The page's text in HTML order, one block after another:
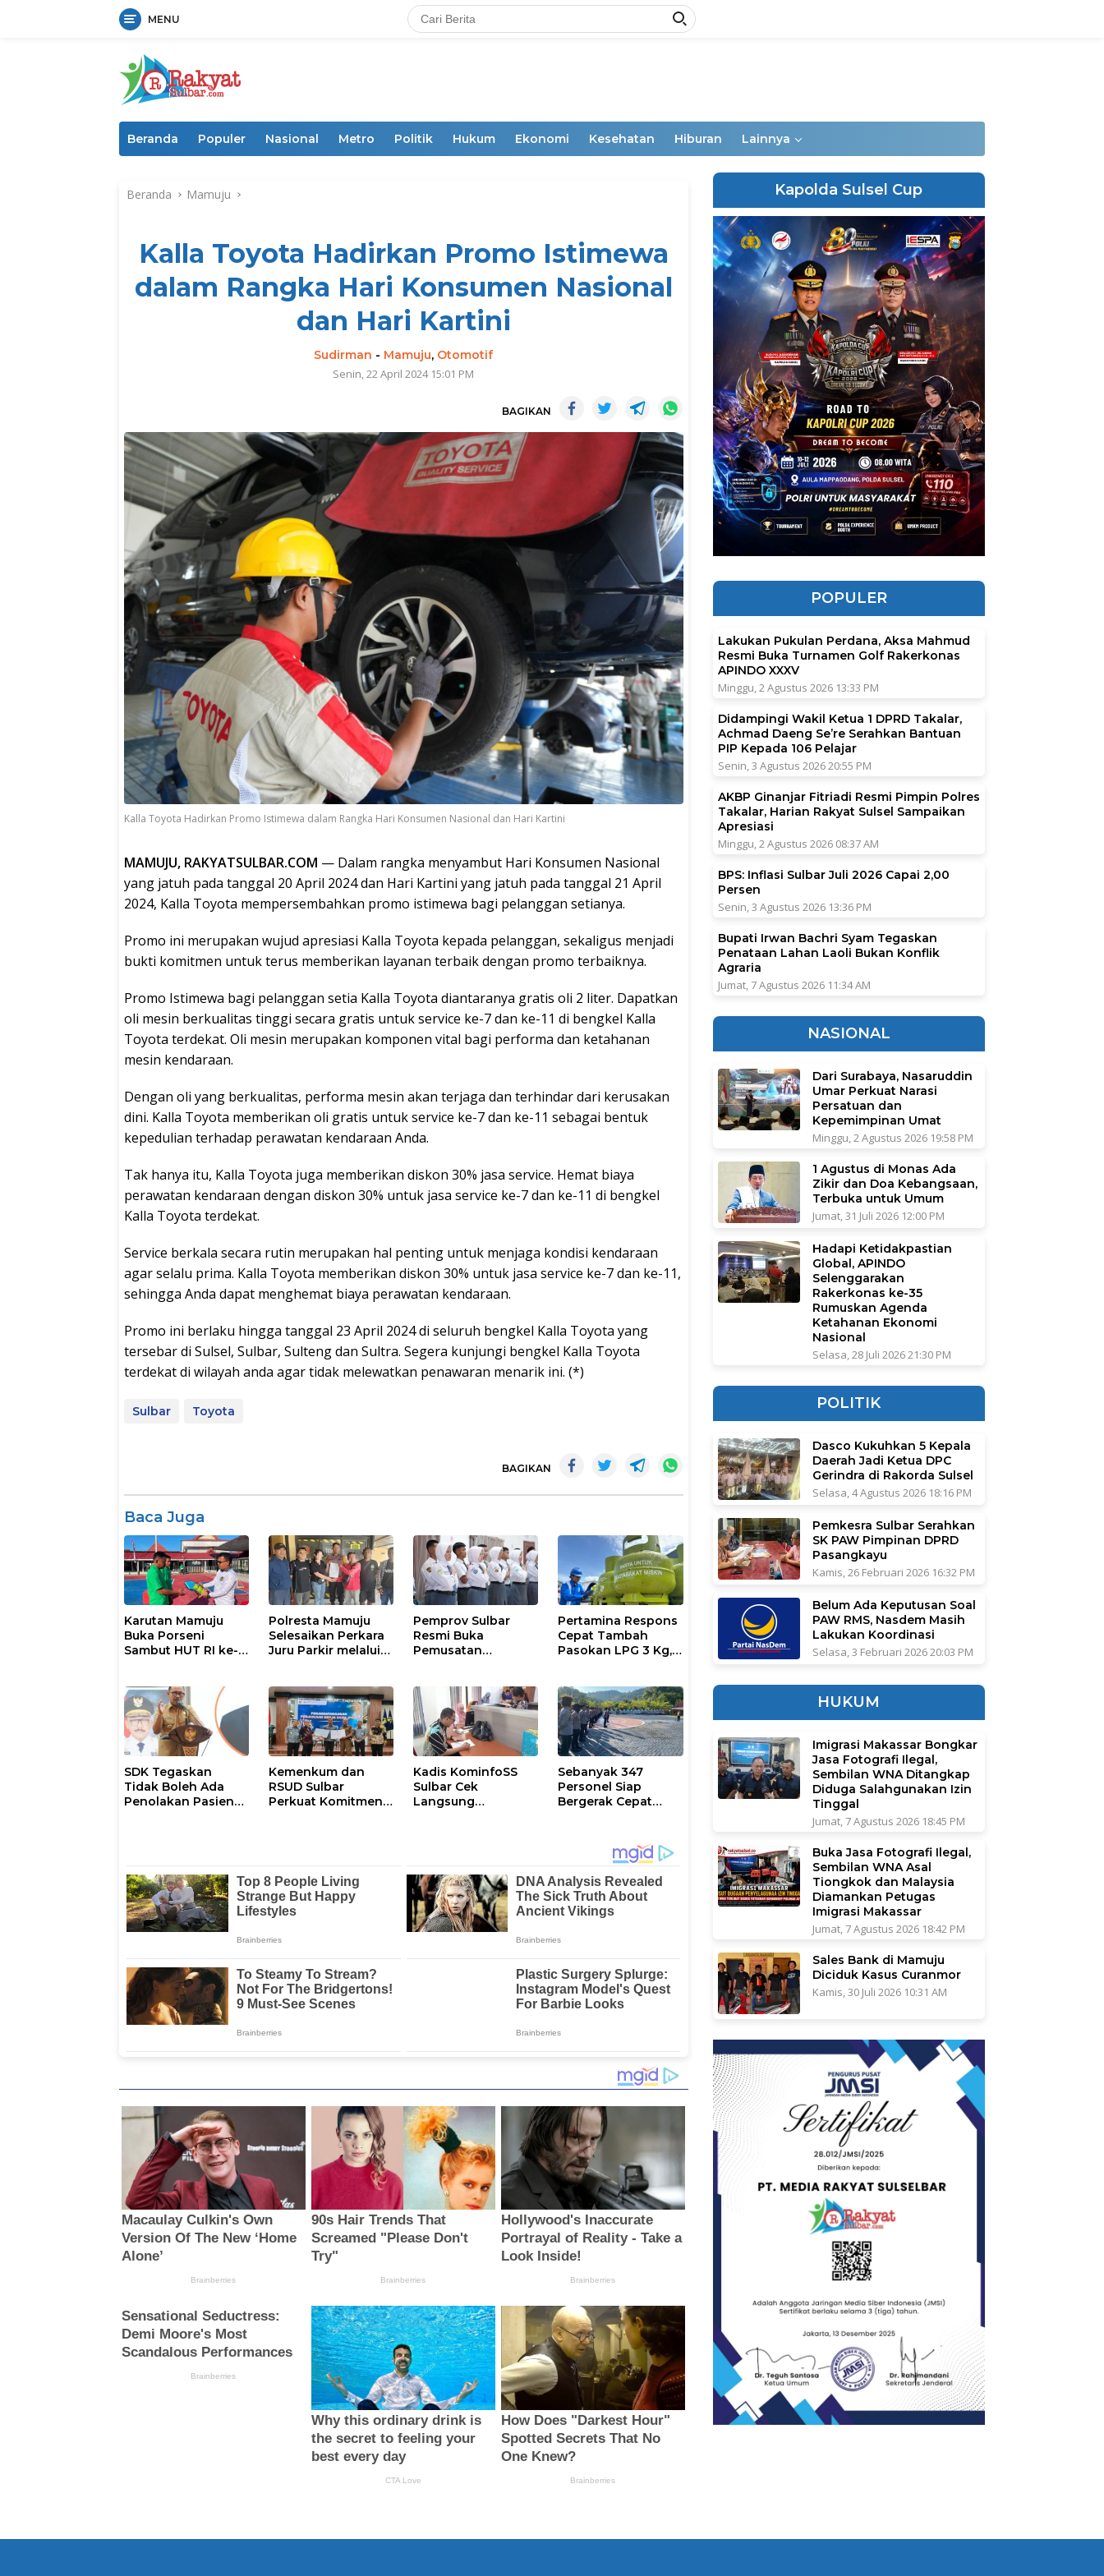
MENU
Beranda Populer Nasional Metro Politik Hukum Ekonomi Kesehatan Hiburan Lainnya
Beranda Mamuju
Kalla Toyota Hadirkan Promo Istimewa
dalam Rangka Hari Konsumen Nasional
dan Hari Kartini
Sudirman - Mamuju, Otomotif
Senin, 22 April 2024 15:01 PM
BAGIKAN
Kalla Toyota Hadirkan Promo Istimewa dalam Rangka Hari Konsumen Nasional dan Hari Kartini
MAMUJU, RAKYATSULBAR.COM — Dalam rangka menyambut Hari Konsumen Nasional
yang jatuh pada tanggal 20 April 2024 dan Hari Kartini yang jatuh pada tanggal 21 April
2024, Kalla Toyota mempersembahkan promo istimewa bagi pelanggan setianya.
Promo ini merupakan wujud apresiasi Kalla Toyota kepada pelanggan, sekaligus menjadi
bukti komitmen untuk terus memberikan layanan terbaik dengan promo terbaiknya.
Promo Istimewa bagi pelanggan setia Kalla Toyota diantaranya gratis oli 2 liter. Dapatkan
oli mesin berkualitas tinggi secara gratis untuk service ke-7 dan ke-11 di bengkel Kalla
Toyota terdekat. Oli mesin merupakan komponen vital bagi performa dan ketahanan
mesin kendaraan.
Dengan oli yang berkualitas, performa mesin akan terjaga dan terhindar dari kerusakan
dini. Kalla Toyota memberikan oli gratis untuk service ke-7 dan ke-11 sebagai bentuk
kepedulian terhadap perawatan kendaraan Anda.
Tak hanya itu, Kalla Toyota juga memberikan diskon 30% jasa service. Hemat biaya
perawatan kendaraan dengan diskon 30% untuk jasa service ke-7 dan ke-11 di bengkel
Kalla Toyota terdekat.
Service berkala secara rutin merupakan hal penting untuk menjaga kondisi kendaraan
agar selalu prima. Kalla Toyota memberikan diskon 30% untuk jasa service ke-7 dan ke-11,
sehingga Anda dapat menghemat biaya perawatan kendaraan.
Promo ini berlaku hingga tanggal 23 April 2024 di seluruh bengkel Kalla Toyota yang
tersebar di Sulsel, Sulbar, Sulteng dan Sultra. Segera kunjungi bengkel Kalla Toyota
terdekat di wilayah anda agar tidak melewatkan penawaran menarik ini. (*)
Sulbar Toyota
BAGIKAN
Baca Juga
Karutan Mamuju
Buka Porseni
Sambut HUT RI ke-
Polresta Mamuju
Selesaikan Perkara
Juru Parkir melalui
Pemprov Sulbar
Resmi Buka
Pemusatan
Pertamina Respons
Cepat Tambah
Pasokan LPG 3 Kg,
Berlangsung
Kondusif
SDK Tegaskan
Tidak Boleh Ada
Penolakan Pasien
Kemenkum dan
RSUD Sulbar
Perkuat Komitmen
Kadis KominfoSS
Sulbar Cek
Langsung
Sebanyak 347
Personel Siap
Bergerak Cepat
Kapolda Sulsel Cup
POPULER
Lakukan Pukulan Perdana, Aksa Mahmud
Resmi Buka Turnamen Golf Rakerkonas
APINDO XXXV
Minggu, 2 Agustus 2026 13:33 PM
Didampingi Wakil Ketua 1 DPRD Takalar,
Achmad Daeng Se’re Serahkan Bantuan
PIP Kepada 106 Pelajar
Senin, 3 Agustus 2026 20:55 PM
AKBP Ginanjar Fitriadi Resmi Pimpin Polres
Takalar, Harian Rakyat Sulsel Sampaikan
Apresiasi
Minggu, 2 Agustus 2026 08:37 AM
BPS: Inflasi Sulbar Juli 2026 Capai 2,00
Persen
Senin, 3 Agustus 2026 13:36 PM
Bupati Irwan Bachri Syam Tegaskan
Penataan Lahan Laoli Bukan Konflik
Agraria
Jumat, 7 Agustus 2026 11:34 AM
NASIONAL
Dari Surabaya, Nasaruddin
Umar Perkuat Narasi
Persatuan dan
Kepemimpinan Umat
Minggu, 2 Agustus 2026 19:58 PM
1 Agustus di Monas Ada
Zikir dan Doa Kebangsaan,
Terbuka untuk Umum
Jumat, 31 Juli 2026 12:00 PM
Hadapi Ketidakpastian
Global, APINDO
Selenggarakan
Rakerkonas ke-35
Rumuskan Agenda
Ketahanan Ekonomi
Nasional
Selasa, 28 Juli 2026 21:30 PM
POLITIK
Dasco Kukuhkan 5 Kepala
Daerah Jadi Ketua DPC
Gerindra di Rakorda Sulsel
Selasa, 4 Agustus 2026 18:16 PM
Pemkesra Sulbar Serahkan
SK PAW Pimpinan DPRD
Pasangkayu
Kamis, 26 Februari 2026 16:32 PM
Belum Ada Keputusan Soal
PAW RMS, Nasdem Masih
Lakukan Koordinasi
Selasa, 3 Februari 2026 20:03 PM
HUKUM
Imigrasi Makassar Bongkar
Jasa Fotografi Ilegal,
Sembilan WNA Ditangkap
Diduga Salahgunakan Izin
Tinggal
Jumat, 7 Agustus 2026 18:45 PM
Buka Jasa Fotografi Ilegal,
Sembilan WNA Asal
Tiongkok dan Malaysia
Diamankan Petugas
Imigrasi Makassar
Jumat, 7 Agustus 2026 18:42 PM
Sales Bank di Mamuju
Diciduk Kasus Curanmor
Kamis, 30 Juli 2026 10:31 AM